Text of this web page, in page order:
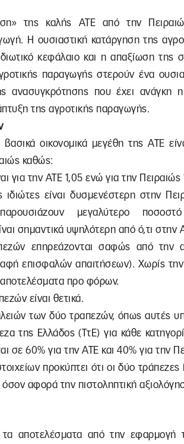
της καλής ΑΤΕ από την
Η ουσιαστική κατάργηση της
κεφάλαιο και η απαξίωση της
παραγωγής στερούν ένα
ανασυγκρότησης που έχει ανάγκη
της αγροτικής παραγωγής.
οικονομικά μεγέθη της ΑΤΕ
καθώς:
για την ΑΤΕ 1,05 ενώ για την Πειραιώς
είναι δυσμενέστερη στην
μεγαλύτερο ποσοστό
σημαντικά υψηλότερη από ό,τι στην
επηρεάζονται σαφώς από την
επισφαλών απαιτήσεων). Χωρίς
αποτελέσματα προ φόρων.
είναι θετικά.
των δύο τραπεζών, όπως αυτές
της Ελλάδος (ΤτΕ) για κάθε
σε 60% για την ΑΤΕ και 40% για την
προκύπτει ότι οι δύο τράπεζες
αφορά την πιστοληπτική
τα αποτελέσματα από την εφαρμογή